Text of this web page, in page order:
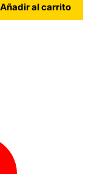
Añadir al carrito